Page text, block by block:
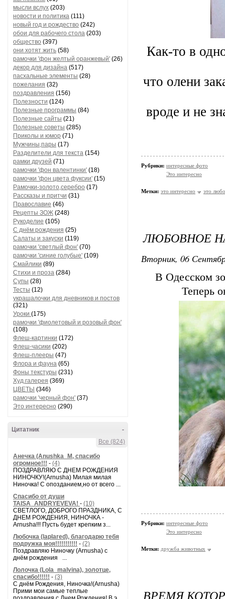
мысли вслух (203)
новости и политика (111)
новый год и рождество (242)
обои для рабочего стола (203)
общество (397)
они хотят жить (58)
рамочки 'фон желтый оранжевый' (26)
декор для дизайна (517)
пасхальные элементы (28)
пожелания (32)
поздравления (156)
Полезности (124)
Полезные программы (84)
Полезные сайты (21)
Полезные советы (285)
Приколы и юмор (71)
Мужчины,пары (17)
Разделители для текста (154)
рамки друзей (71)
рамочки 'фон валентинки' (18)
рамочки 'фон цвета фуксии' (15)
Рамочки-золото,серебро (17)
Рассказы и притчи (31)
Православие (46)
Рецепты ЗОЖ (248)
Рукоделие (105)
С днём рождения (25)
Салаты и закуски (119)
рамочки 'светлый фон' (70)
рамочки 'синие голубые' (109)
Смайлики (89)
Стихи и проза (284)
Супы (28)
Тесты (12)
украшалочки для дневников и постов
(321)
Уроки (175)
рамочки 'фиолетовый и розовый фон'
(108)
Флеш-картинки (172)
Флеш-часики (202)
Флеш-плееры (47)
Флора и фауна (65)
Фоны текстуры (231)
Худ.галерея (369)
ЦВЕТЫ (346)
рамочки 'черный фон' (37)
Это интересно (290)
-
Цитатник
Все (824)
Анечка (Anushka_M, спасибо
огромное!!! - (4)
ПОЗДРАВЛЯЮ С ДНЕМ РОЖДЕНИЯ
НИНОЧКУ!(Arnusha) Милая милая
Ниночка! С опозданием,но от всего ...
Спасибо от души
TAISA_ANDRYEVEVA! - (10)
СВЕТЛОГО, ДОБРОГО ПРАЗДНИКА, С
ДНЕМ РОЖДЕНИЯ, НИНОЧКА -
Arnusha!!! Пусть будет крепким з...
Любочка (laplared), благодарю тебя
подружка моя!!!!!!!!!!! - (2)
Поздравляю Ниночку (Arnusha) с
днём рождения ...
Лолочка (Lola_malvina), золотце,
спасибо!!!!!! - (3)
С днём Рождения, Ниночка!(Аrnusha)
Прими мои самые теплые
Как-то в
что олени
вроде и не
Рубрики: интересные фото
Это интересно
Метки: это интересно это
ЛЮБОВНОЕ
Вторник, 06
В Одесском
Теперь
Рубрики: интересные фото
Это интересно
Метки: дружба животных